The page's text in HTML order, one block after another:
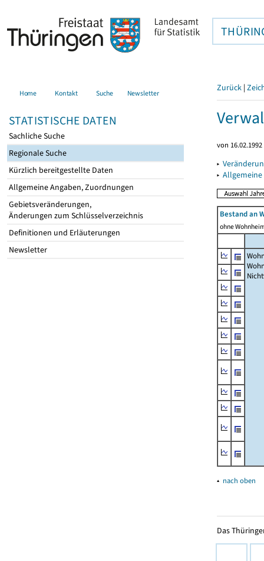
Home Kontakt Suche Newsletter
STATISTISCHE DATEN
Sachliche Suche
Regionale Suche
Kürzlich bereitgestellte Daten
Allgemeine Angaben, Zuordnungen
Gebietsveränderungen,
Änderungen zum Schlüsselverzeichnis
Definitionen und Erläuterungen
Newsletter
Zurück |
von
▸
▸
Bestand an
ohne
▴ nach oben
Das